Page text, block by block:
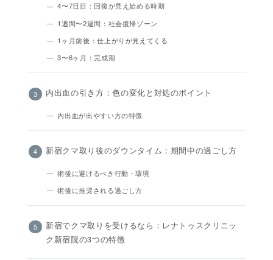
4〜7日目：回復が見え始める時期
1週間〜2週間：社会復帰ゾーン
1ヶ月前後：仕上がりが見えてくる
3〜6ヶ月：完成期
内出血の引き方：色の変化と対処のポイント
内出血が出やすい方の特徴
新宿クマ取り後のダウンタイム：期間中の過ごし方
術後に避けるべき行動・環境
術後に推奨される過ごし方
新宿でクマ取りを受けるなら：レナトゥスクリニッ
ク新宿院の3つの特徴